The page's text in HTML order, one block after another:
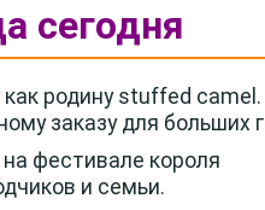
сегодня
родину stuffed camel.
заказу для больших
фестивале короля
и семьи.